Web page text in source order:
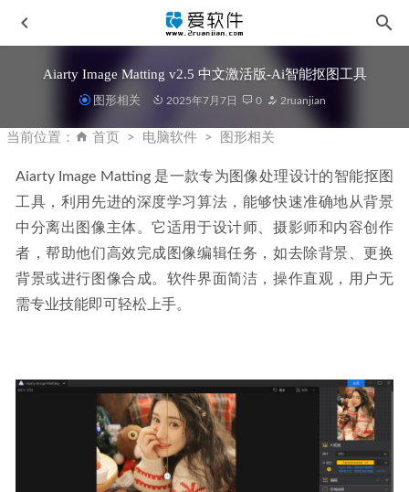
Aiarty Image Matting v2.5 中文激活版-Ai智能抠图工具
图形相关 2025年7月7日 0 2ruanjian
当前位置： 首页 电脑软件 图形相关
Aiarty Image Matting 是一款专为图像处理设计的智能抠图
工具，利用先进的深度学习算法，能够快速准确地从背景
中分离出图像主体。它适用于设计师、摄影师和内容创作
者，帮助他们高效完成图像编辑任务，如去除背景、更换
背景或进行图像合成。软件界面简洁，操作直观，用户无
需专业技能即可轻松上手。
Adobe Photoshop 2025 v26.8.0.16 免安装便携版 2025-06-22
Irix HDR Pro v2.3.57 中文便携版-AI 照片编辑器 2026-03-14
JetBrains PhpStorm v2025.1 一键安装激活版 2025-04-21
驱动总裁 v2.19.0 2025最新无广告免登录单文件版